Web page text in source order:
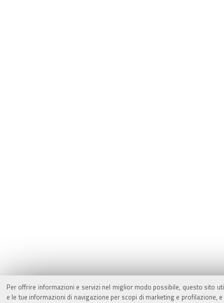
Per offrire informazioni e servizi nel miglior modo possibile, questo sito
e le tue informazioni di navigazione per scopi di marketing e